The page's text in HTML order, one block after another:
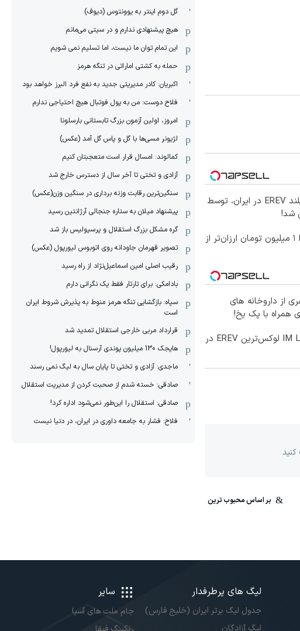
لوکس‌ترین شاسی‌بلند EREV در ایران، توسط
شد!
آمپول‌های لاغری را ۱ میلیون تومان ارزان‌تر از
از داروخانه های
همراه با پک یخ!
رونمایی رسمی IM LS9 لوکس‌ترین EREV در
کنید
گل دوم اینتر به یوونتوس (دیوف)
هیچ پیشنهادی ندارم و در سیتی می‌مانم
این تمام توان ما نیست، اما تسلیم نمی شویم
حمله به کشتی اماراتی در تنگه هرمز
اکبریان: کادر مدیریتی جدید به نفع فرد البرز خواهد بود
فلاح دوست: من به پول فوتبال هیچ احتیاجی ندارم
امروز، اولین آزمون بزرگ تابستانی بارسلونا
لژیونر مسی‌ها با گل و پاس گل آمد (عکس)
کمالوند: امسال قرار است متعجبتان کنیم
آزادی و تختی تا آخر سال از دسترس خارج شد
سنگین‌ترین رقابت وزنه برداری در سنگین وزن(عکس)
پیشنهاد میلان به ستاره جنجالی آرژانتین رسید
گره مشکل بزرگ استقلال و پرسپولیس باز شد
تصویر قهرمان جاودانه روی اتوبوس لیورپول (عکس)
رقیب اصلی امین اسماعیل‌نژاد از راه رسید
بادامکی: برای تارتار فقط یک نگرانی دارم
سپاه: بازگشایی تنگه هرمز منوط به پذیرش شروط ایران
است
قرارداد مربی خارجی استقلال تمدید شد
هایجک 130 میلیون پوندی آرسنال به لیورپول!
ماجدی: آزادی و تختی تا پایان سال به لیگ نمی رسند
صادقی: خسته شدم از صحبت کردن از مدیریت استقلال
صادقی: استقلال را این‌طور نمی‌شود اداره کرد!
فلاح: فشار به جامعه داوری در ایران، در دنیا نیست
لیگ های پرطرفدار
جدول لیگ برتر ایران (خلیج فارس)
سایر
جام ملت های آسیا